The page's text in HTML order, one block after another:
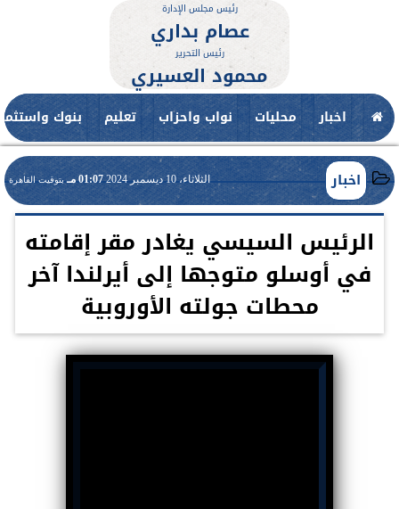
رئيس مجلس الإدارة
عصام بداري
رئيس التحرير
محمود العسيري
اخبار محليات نواب واحزاب تعليم بنوك
اخبار الثلاثاء، 10 ديسمبر 2024 01:07 مـ بتوقيت القاهرة
الرئيس السيسي يغادر مقر إقامته
في أوسلو متوجها إلى أيرلندا آخر
محطات جولته الأوروبية